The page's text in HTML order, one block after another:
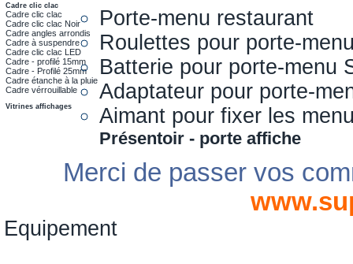
Cadre clic clac
Cadre clic clac
Cadre clic clac Noir
Cadre angles arrondis
Cadre à suspendre
Cadre clic clac LED
Cadre - profilé 15mm
Cadre - Profilé 25mm
Cadre étanche à la pluie
Cadre vérrouillable
Vitrines affichages
Porte-menu restaurant
Roulettes pour porte-
Batterie pour porte-menu
Adaptateur pour porte-
Aimant pour fixer les
Présentoir - porte affiche
Merci de passer vos
Equipement